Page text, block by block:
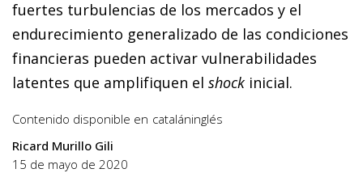
fuertes turbulencias de los mercados y el
endurecimiento generalizado de las condiciones
financieras pueden activar vulnerabilidades
latentes que am­­plifiquen el shock inicial.
Contenido disponible en cataláninglés
Ricard Murillo Gili
15 de mayo de 2020